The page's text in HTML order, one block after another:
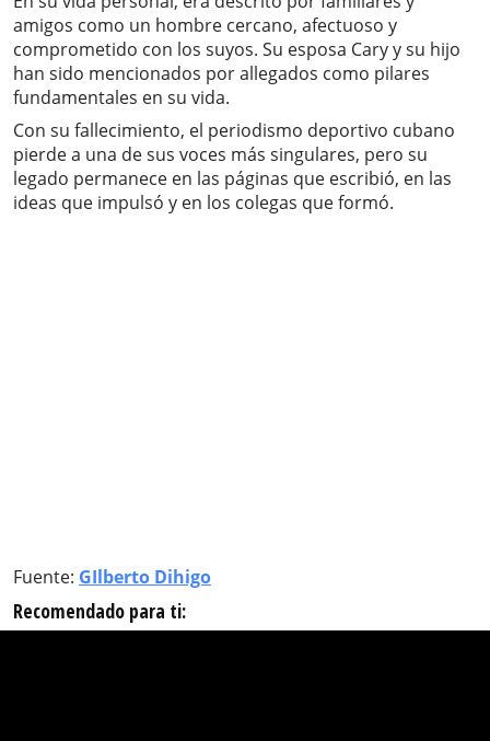
amigos como un hombre cercano, afectuoso y
comprometido con los suyos. Su esposa Cary y su hijo
han sido mencionados por allegados como pilares
fundamentales en su vida.
Con su fallecimiento, el periodismo deportivo cubano
pierde a una de sus voces más singulares, pero su
legado permanece en las páginas que escribió, en las
ideas que impulsó y en los colegas que formó.
Fuente: GIlberto Dihigo
Recomendado para ti: